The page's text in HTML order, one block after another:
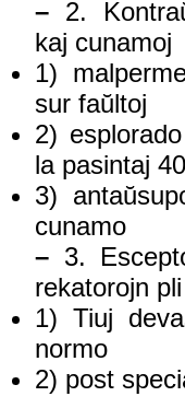
– 2.
kaj cunamoj
1)
sur faŭltoj
2)
la pasintaj
3)
cunamo
– 3.
rekatorojn
1) Tiuj
normo
2) post